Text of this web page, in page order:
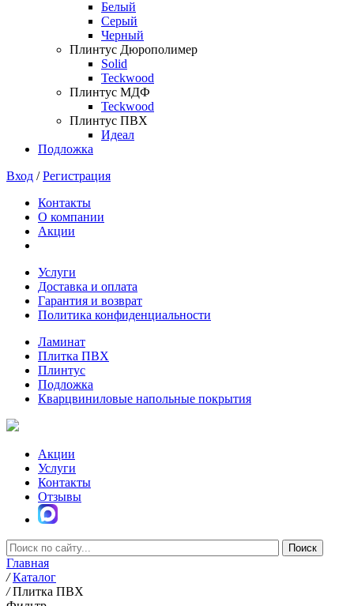
Белый
Серый
Черный
Плинтус Дюрополимер
Solid
Teckwood
Плинтус МДФ
Teckwood
Плинтус ПВХ
Идеал
Подложка
Вход /Регистрация
Контакты
О компании
Акции
Услуги
Доставка и оплата
Гарантия и возврат
Политика конфиденциальности
Ламинат
Плитка ПВХ
Плинтус
Подложка
Кварцвиниловые напольные покрытия
Акции
Услуги
Контакты
Отзывы
Главная
/ Каталог
/ Плитка ПВХ